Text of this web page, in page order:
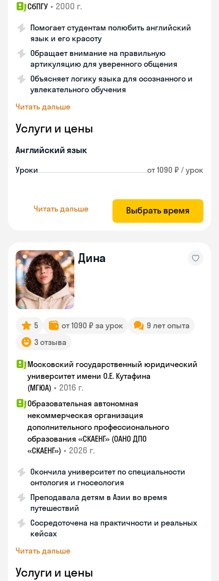
СбПГУ • 2000 г.
Помогает студентам полюбить английский
язык и его красоту
Обращает внимание на правильную
артикуляцию для уверенного общения
Объясняет логику языка для осознанного и
увлекательного обучения
Читать дальше
Услуги и цены
Английский язык
Уроки от 1090 ₽ / урок
Читать дальше Выбрать время
Дина
5 от 1090 ₽ за урок
9 лет опыта
3 отзыва
Московский государственный юридический
университет имени О.Е. Кутафина
(МГЮА) • 2016 г.
Образовательная автономная
некоммерческая организация
дополнительного профессионального
образования «СКАЕНГ» (ОАНО ДПО
«СКАЕНГ») • 2026 г.
Окончила университет по специальности
онтология и гносеология
Преподавала детям в Азии во время
путешествий
Сосредоточена на практичности и реальных
кейсах
Читать дальше
Услуги и цены